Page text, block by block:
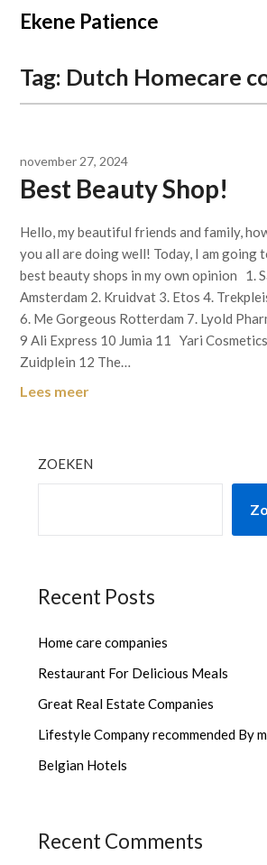
Overslaan
naar
Ekene Patience
Tag: Dutch Homecare
november 27, 2024
Best Beauty Shop!
Hello, my beautiful friends and family,
you all are doing well! Today, I am going
best beauty shops in my own opinion 1.
Amsterdam 2. Kruidvat 3. Etos 4.
6. Me Gorgeous Rotterdam 7. Lyold
9 Ali Express 10 Jumia 11 Yari
Zuidplein 12 The…
Lees meer
ZOEKEN
Recent Posts
Home care companies
Restaurant For Delicious Meals
Great Real Estate Companies
Lifestyle Company recommended By
Belgian Hotels
Recent Comments